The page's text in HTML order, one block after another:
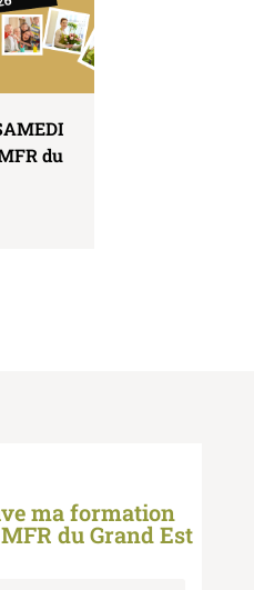
du
ma formation
du Grand Est